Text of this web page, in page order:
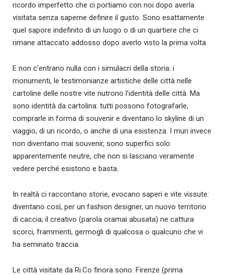
ricordo imperfetto che ci portiamo con noi dopo averla
visitata senza saperne definire il gusto. Sono esattamente
quel sapore indefinito di un luogo o di un quartiere che ci
rimane attaccato addosso dopo averlo visto la prima volta.
E non c’entrano nulla con i simulacri della storia: i
monumenti, le testimonianze artistiche delle città nelle
cartoline delle nostre vite nutrono l’identità delle città. Ma
sono identità da cartolina: tutti possono fotografarle,
comprarle in forma di souvenir e diventano lo skyline di un
viaggio, di un ricordo, o anche di una esistenza. I muri invece
non diventano mai souvenir, sono superfici solo
apparentemente neutre, che non si lasciano veramente
vedere perché esistono e basta.
In realtà ci raccontano storie, evocano saperi e vite vissute:
diventano così, per un fashion designer, un nuovo territorio
di caccia; il creativo (parola oramai abusata) ne cattura
scorci, frammenti, germogli di qualcosa o qualcuno che vi
ha seminato traccia.
Le città visitate da Ri.Co finora sono: Firenze (prima